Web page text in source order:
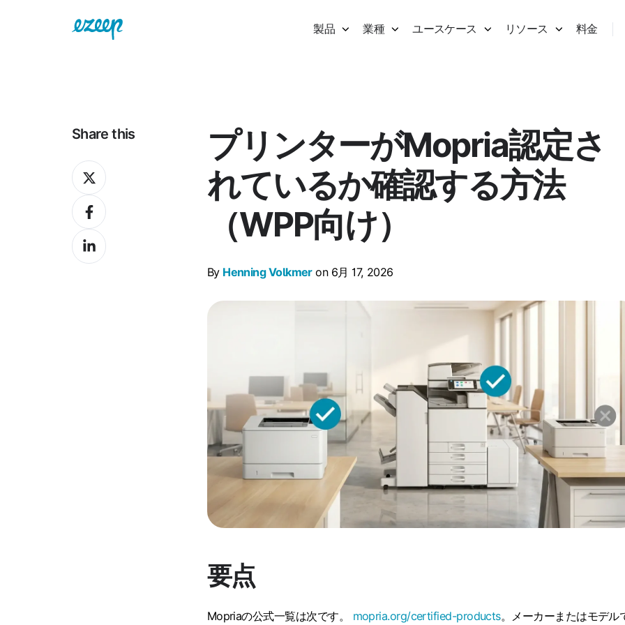
製品 業種 ユースケース リソース 料金
プリンターがMopria認定さ
れているか確認する方法
（WPP向け）
By Henning Volkmeron 6月 17, 2026
要点
Mopriaの公式一覧は次です。 mopria.org/certified-products。メーカーまたはモデル
Share this
Share
on
XShare
on
Facebook
Share
on